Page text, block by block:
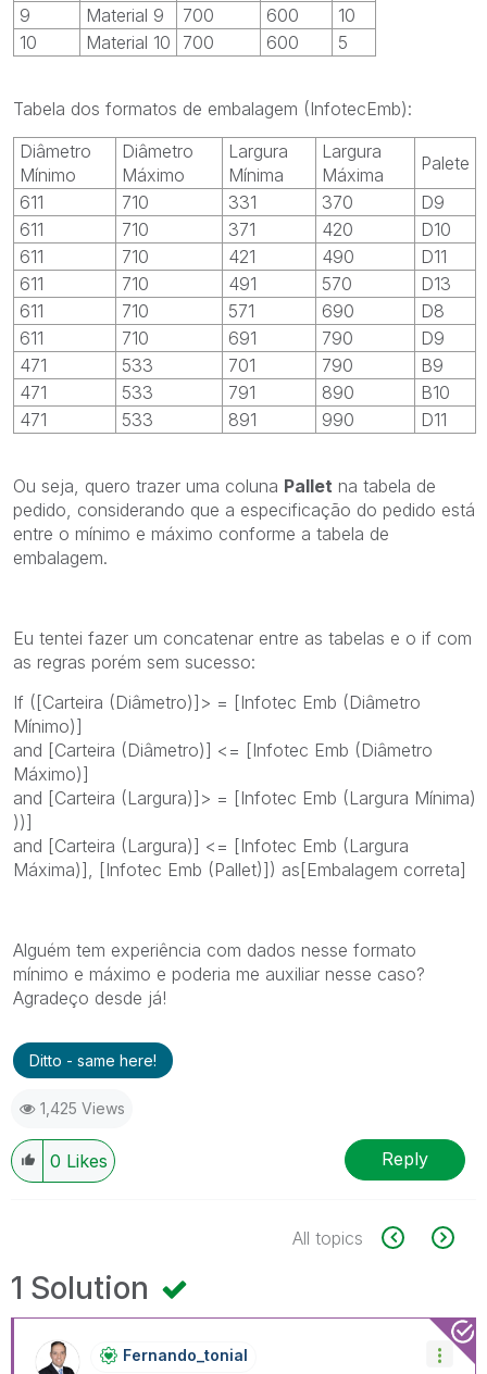
9
Material 9 700 600
10
10
Material 10 700 600 5
Tabela dos formatos de embalagem (InfotecEmb):
Diâmetro
Mínimo
Diâmetro
Máximo
Largura
Mínima
Largura
Máxima
Palete
611
710 331 370
D9
611
710 371 420
D10
611
710 421 490
D11
611
710 491 570
D13
611
710 571 690
D8
611
710 691 790
D9
471
533 701 790
B9
471
533 791 890
B10
471
533 891 990 D11
Ou seja, quero trazer uma coluna Pallet na tabela de
pedido, considerando que a especificação do pedido está
entre o mínimo e máximo conforme a tabela de
embalagem.
Eu tentei fazer um concatenar entre as tabelas e o if com
as regras porém sem sucesso:
If ([Carteira (Diâmetro)]> = [Infotec Emb (Diâmetro
Mínimo)]
and [Carteira (Diâmetro)] <= [Infotec Emb (Diâmetro
Máximo)]
and [Carteira (Largura)]> = [Infotec Emb (Largura Mínima)
))]
and [Carteira (Largura)] <= [Infotec Emb (Largura
Máxima)], [Infotec Emb (Pallet)]) as[Embalagem correta]
Alguém tem experiência com dados nesse formato
mínimo e máximo e poderia me auxiliar nesse caso?
Agradeço desde já!
Ditto - same here!
1,425 Views
0 Likes Reply
All topics
1 Solution
Fernando_tonial